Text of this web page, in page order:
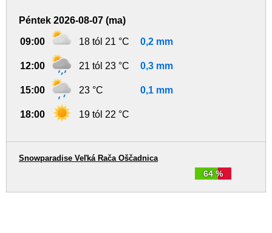
Péntek 2026-08-07 (ma)
09:00 18 tól 21 °C 0,2 mm
12:00 21 tól 23 °C 0,3 mm
15:00 23 °C 0,1 mm
18:00 19 tól 22 °C
64 %
Snowparadise Veľká Rača Oščadnica